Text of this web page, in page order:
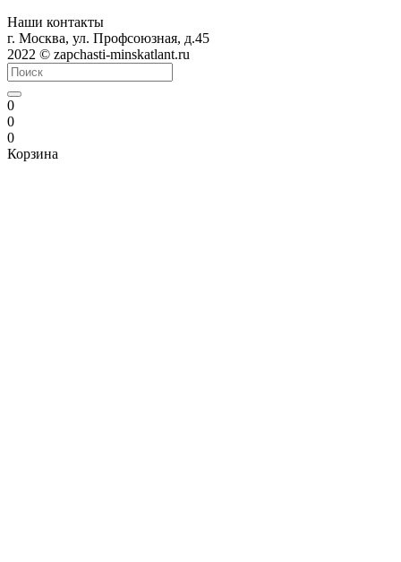
Наши контакты
г. Москва, ул. Профсоюзная, д.45
2022 © zapchasti-minskatlant.ru
0
0
0
Корзина